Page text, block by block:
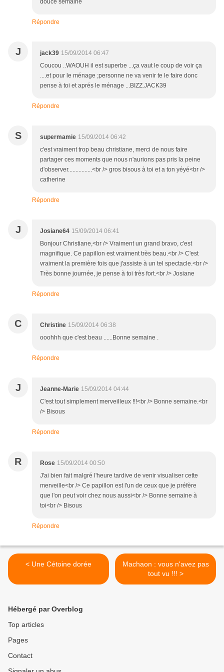
douce semaine
Répondre
J jack39 15/09/2014 06:47
Coucou ..WAOUH il est superbe ...ça vaut le coup de voir ça
....et pour le ménage ;personne ne va venir te le faire donc
pense à toi et aprés le ménage ...BIZZ.JACK39
Répondre
S supermamie 15/09/2014 06:42
c'est vraiment trop beau christiane, merci de nous faire
partager ces moments que nous n'aurions pas pris la peine
d'observer................<br /> gros bisous à toi et a ton yéyé<br />
catherine
Répondre
J Josiane64 15/09/2014 06:41
Bonjour Christiane,<br /> Vraiment un grand bravo, c'est
magnifique. Ce papillon est vraiment très beau.<br /> C'est
vraiment la première fois que j'assiste à un tel spectacle.<br />
Très bonne journée, je pense à toi très fort.<br /> Josiane
Répondre
C Christine 15/09/2014 06:38
ooohhh que c'est beau ......Bonne semaine .
Répondre
J Jeanne-Marie 15/09/2014 04:44
C'est tout simplement merveilleux !!!<br /> Bonne semaine.<br
/> Bisous
Répondre
R Rose 15/09/2014 00:50
J'ai bien fait malgré l'heure tardive de venir visualiser cette
merveille<br /> Ce papillon est l'un de ceux que je préfère
que l'on peut voir chez nous aussi<br /> Bonne semaine à
toi<br /> Bisous
Répondre
< Une Cétoine dorée
Machaon : vous n'avez pas
tout vu !!! >
Hébergé par Overblog
Top articles
Pages
Contact